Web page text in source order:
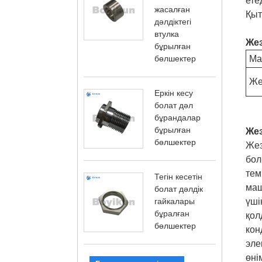
жасалған
дәлдіктегі
втулка
бұрылған
бөлшектер
Еркін кесу
болат дәл
бұрандалар
бұрылған
бөлшектер
Тегін кесетін
болат дәлдік
гайкалары
бұралған
бөлшектер